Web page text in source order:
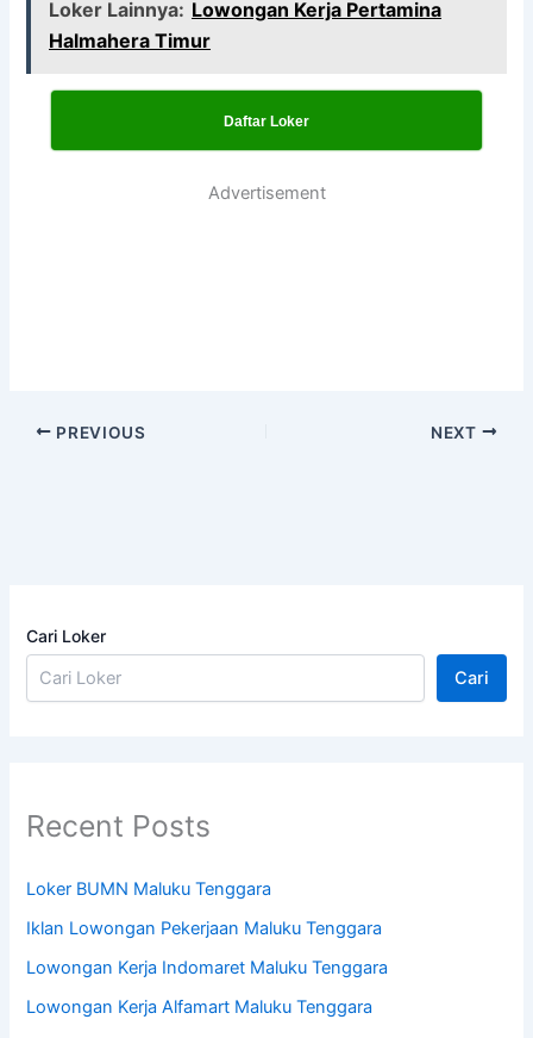
Loker Lainnya: Lowongan Kerja Pertamina
Halmahera Timur
Daftar Loker
Advertisement
PREVIOUS NEXT
Cari Loker
Cari
Recent Posts
Loker BUMN Maluku Tenggara
Iklan Lowongan Pekerjaan Maluku Tenggara
Lowongan Kerja Indomaret Maluku Tenggara
Lowongan Kerja Alfamart Maluku Tenggara